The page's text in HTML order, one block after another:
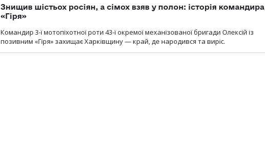
Знищив шістьох росіян, а сімох взяв у полон: історія командира
«Гіря»
Командир 3-ї мотопіхотної роти 43-ї окремої механізованої бригади Олексій із
позивним «Гіря» захищає Харківщину — край, де народився та виріс.